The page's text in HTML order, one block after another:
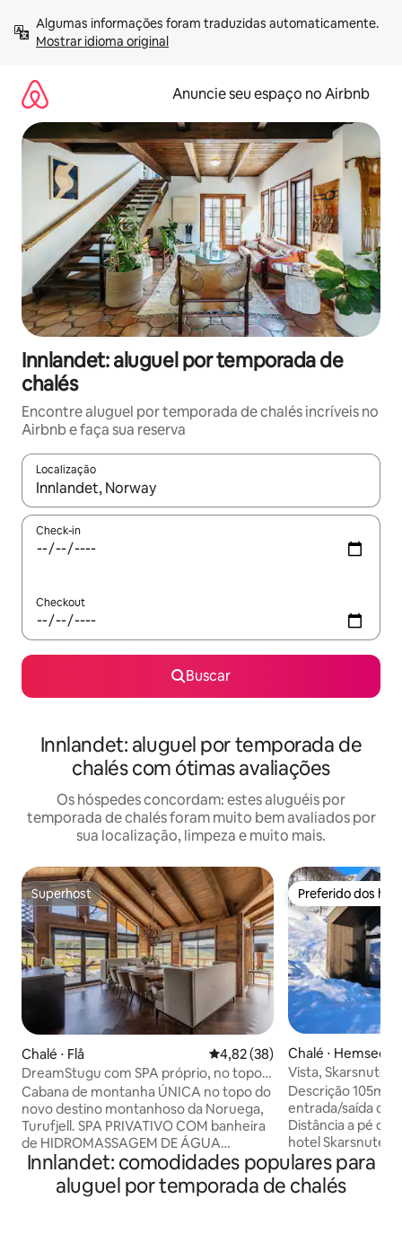
para
Mostrar idioma original
Anuncie seu espaço no Airbnb
Innlandet: aluguel por temporada de
chalés
Encontre aluguel por temporada de chalés incríveis no
Airbnb e faça sua reserva
Localização
Quando os resultados estiverem disponíveis, explore-os
Check-in
Checkout
Buscar
Innlandet: aluguel por temporada de
chalés com ótimas avaliações
Os hóspedes concordam: estes aluguéis por
temporada de chalés foram muito bem avaliados por
sua localização, limpeza e muito mais.
Superhost
Superhost
Chalé ⋅ Flå 4,82 de uma avaliação média
4,82 (38)
DreamStugu com SPA próprio, no topo
de Turufjell
Cabana de montanha ÚNICA no topo do
novo destino montanhoso da Noruega,
Turufjell. SPA PRIVATIVO COM banheira
de HIDROMASSAGEM DE ÁGUA
SALGADA, banho a vapor, banheira de
pés, área para relaxar, chuveiro e wc.
Cozinha espaçosa com lareira e área de
Preferido dos
Preferido dos
Chalé ⋅ Hemsedal
Vista,
Descrição 105m2
entrada/saída de
Distância a pé do
hotel Skarsnuten
Adequado para 2
para adultos
25 anos. Não é
Innlandet: comodidades populares para
aluguel por temporada de chalés